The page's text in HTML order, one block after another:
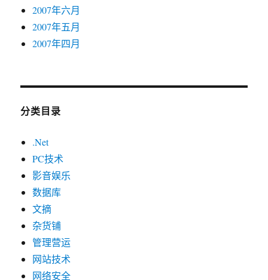
2007年六月
2007年五月
2007年四月
分类目录
.Net
PC技术
影音娱乐
数据库
文摘
杂货铺
管理营运
网站技术
网络安全